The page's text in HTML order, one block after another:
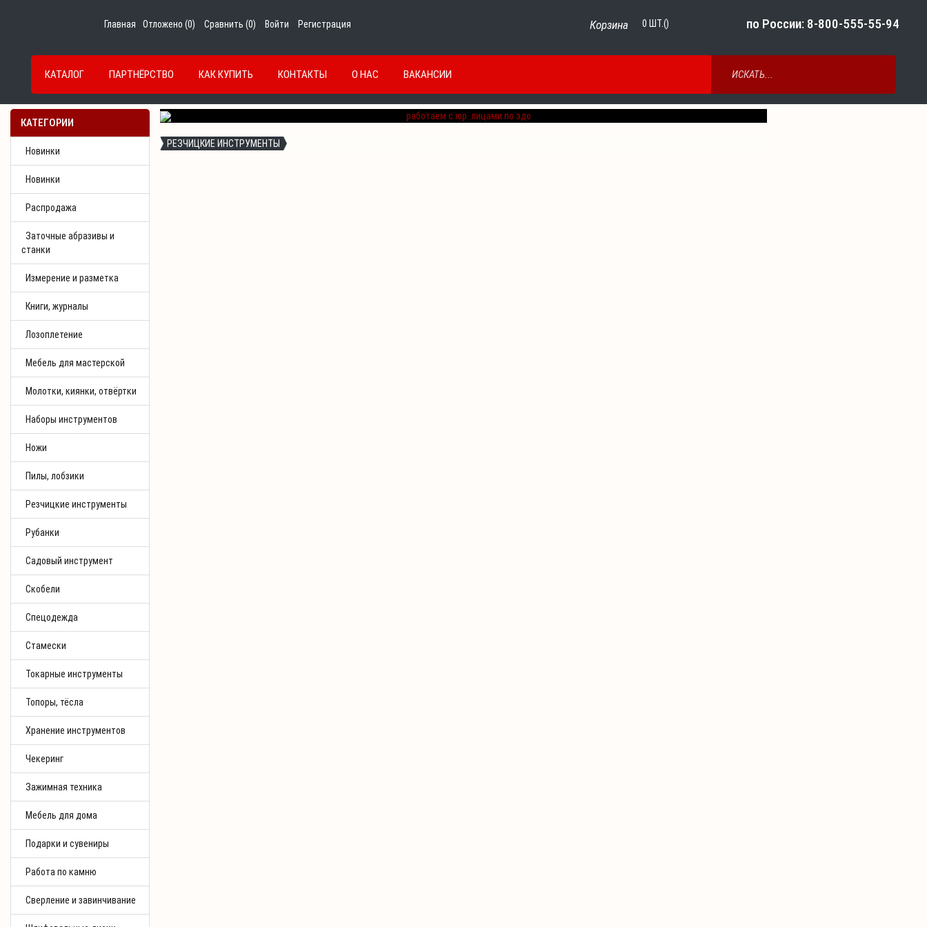
Главная Отложено (0) Сравнить (0) Войти Регистрация Корзина 0 ШТ.() по России: 8-800-555-55-94
КАТАЛОГ ПАРТНЁРСТВО КАК КУПИТЬ КОНТАКТЫ О НАС ВАКАНСИИ
КАТЕГОРИИ
Новинки
Новинки
Распродажа
Заточные абразивы и
станки
Измерение и разметка
Книги, журналы
Лозоплетение
Мебель для мастерской
Молотки, киянки, отвёртки
Наборы инструментов
Ножи
Пилы, лобзики
Резчицкие инструменты
Рубанки
Садовый инструмент
Скобели
Спецодежда
Стамески
Токарные инструменты
Топоры, тёсла
Хранение инструментов
Чекеринг
Зажимная техника
Мебель для дома
Подарки и сувениры
Работа по камню
Сверление и завинчивание
Previous Next
РЕЗЧИЦКИЕ ИНСТРУМЕНТЫ